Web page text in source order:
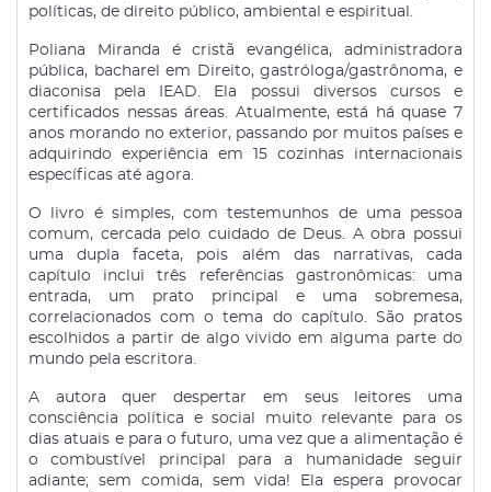
políticas, de direito público, ambiental e espiritual.
Poliana Miranda é cristã evangélica, administradora
pública, bacharel em Direito, gastróloga/gastrônoma, e
diaconisa pela IEAD. Ela possui diversos cursos e
certificados nessas áreas. Atualmente, está há quase 7
anos morando no exterior, passando por muitos países e
adquirindo experiência em 15 cozinhas internacionais
específicas até agora.
O livro é simples, com testemunhos de uma pessoa
comum, cercada pelo cuidado de Deus. A obra possui
uma dupla faceta, pois além das narrativas, cada
capítulo inclui três referências gastronômicas: uma
entrada, um prato principal e uma sobremesa,
correlacionados com o tema do capítulo. São pratos
escolhidos a partir de algo vivido em alguma parte do
mundo pela escritora.
A autora quer despertar em seus leitores uma
consciência política e social muito relevante para os
dias atuais e para o futuro, uma vez que a alimentação é
o combustível principal para a humanidade seguir
adiante; sem comida, sem vida! Ela espera provocar